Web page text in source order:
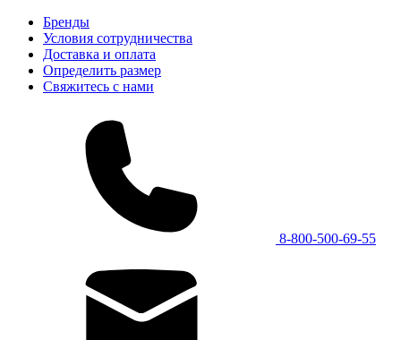
Бренды
Условия сотрудничества
Доставка и оплата
Определить размер
Свяжитесь с нами
8-800-500-69-55